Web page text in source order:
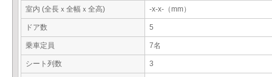
室内 (全長ｘ全幅ｘ全高) -x-x-（mm）
ドア数 5
乗車定員 7名
シート列数 3